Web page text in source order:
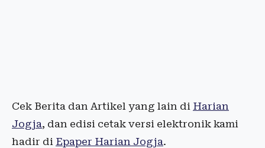
Cek Berita dan Artikel yang lain di Harian
Jogja, dan edisi cetak versi elektronik kami
hadir di Epaper Harian Jogja.